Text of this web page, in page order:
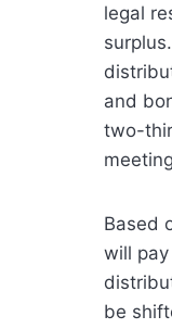
legal
and
two-
Based
will
be